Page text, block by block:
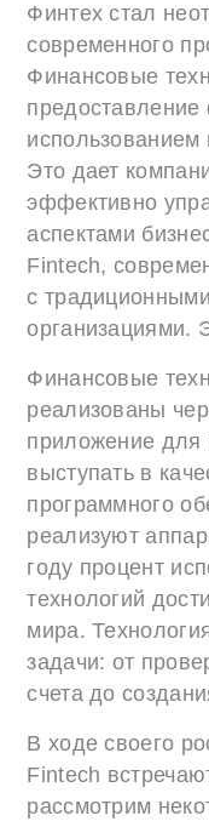
Финтех стал
современного
Финансовые
использованием
Это дает
эффективно
аспектами
Fintech,
с
организациями.
Финансовые
реализованы
приложение для
выступать в
программного
реализуют
году процент
технологий
мира.
задачи: от
счета до
В ходе своего
Fintech
рассмотрим